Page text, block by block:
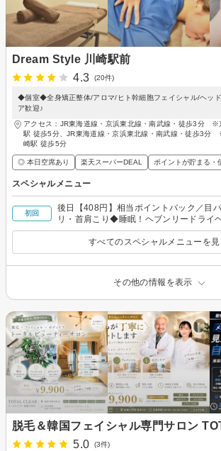
Dream Style 川崎駅前
4.3
(20件)
◆個室◆全身矯正整体/アロマ/ヒト幹細胞フェイシャル/ヘッ
ア歓迎♪
アクセス：JR東海道線・京浜東北線・南武線・徒歩3分 ※
駅 徒歩5分、JR東海道線・京浜東北線・南武線・徒歩3分
崎駅 徒歩5分
◎ 本日空席あり 楽天スーパーDEAL ポイントが貯まる・
スペシャルメニュー
初回
後日【408円】相当ポイントバック／目
リ・首肩こり◆睡眠！ヘブンリードライ
パ60分
すべてのスペシャルメニューを見
その他の情報を表示
脱毛＆韓国フェイシャル専門サロン
5.0
(3件)